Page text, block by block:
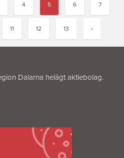
4 5 6 7
11 12 13 ›
Dalarna helägt aktiebolag.